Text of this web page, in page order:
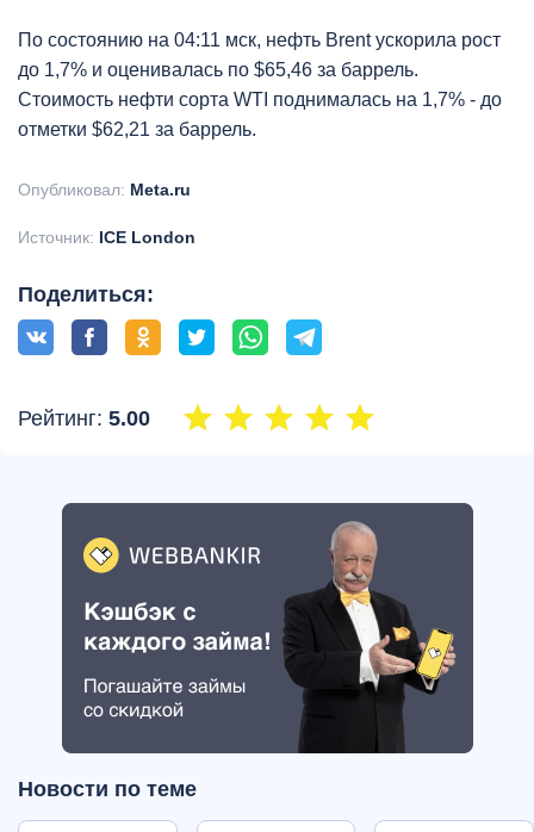
По состоянию на 04:11 мск, нефть Brent ускорила рост
до 1,7% и оценивалась по $65,46 за баррель.
Стоимость нефти сорта WTI поднималась на 1,7% - до
отметки $62,21 за баррель.
Опубликовал: Meta.ru
Источник: ICE London
Поделиться:
Рейтинг: 5.00
Новости по теме